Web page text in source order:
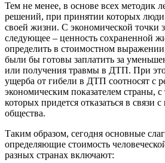
Тем не менее, в основе всех методик
решений, при принятии которых
своей жизни. С экономической точки
следующее – ценность сохраненной
определить в стоимостном
были бы готовы заплатить за
или получения травмы в ДТП. При
ущерба от гибели в ДТП соотносят с
экономическим показателем страны,
которых придется отказаться в связи
общества.
Таким образом, сегодня основные
определяющие стоимость
разных странах включают: